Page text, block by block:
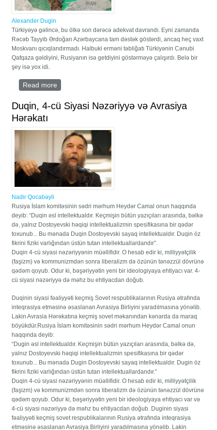
Alexander Dugin
Türkiyəyə gəlincə, bu ölkə son dərəcə adekvat davrandı. Eyni zamanda
Rəcəb Tayyib Ərdoğan Azərbaycana tam dəstək göstərdi, ancaq heç vaxt
Moskvanı qıcıqlandırmadı. Halbuki erməni təbliğatı Türkiyənin Cənubi
Qafqaza gəldiyini, Rusiyanın isə getdiyini göstərməyə çalışırdı. Belə bir
şey isə yox idi.
Read more
- MÜSAHİBƏ
Duqin, 4-cü Siyasi Nəzəriyyə və Avrasiya
Hərəkatı
Nadir Qocabəyli
Rusiya İslam komitəsinin sədri mərhum Heydər Camal onun haqqında
deyib: “Duqin əsl intellektualdır. Keçmişin bütün yazıçıları arasında, bəlkə
də, yalnız Dostoyevski həqiqi intellektualizmin spesifikasına bir qədər
toxunub... Bu mənada Duqin Dostoyevski sayaq intellektualdır. Duqin öz
fikrini fiziki varlığından üstün tutan intellektuallardandır”.
Duqin 4-cü siyasi nəzəriyyənin müəllifidir. O hesab edir ki, milliyyətçilik
(faşizm) və kommunizmdən sonra liberalizm də özünün tənəzzül dövrünə
qədəm qoyub. Odur ki, bəşəriyyətin yeni bir ideologiyaya ehtiyacı var. 4-
cü siyasi nəzəriyyə də məhz bu ehtiyacdan doğub.
Duqinin siyasi fəaliyyəti keçmiş Sovet respublikalarının Rusiya ətrafında
inteqrasiya etməsinə əsaslanan Avrasiya Birliyini yaradılmasına yönəlib.
Lakin Avrasia Hərəkatına keçmiş sovet məkanından kənarda da maraq
böyükdür.Rusiya İslam komitəsinin sədri mərhum Heydər Camal onun
haqqında deyib:
“Dugin əsl intellektualdır. Keçmişin bütün yazıçıları arasında, bəlkə də,
yalnız Dostoyevski həqiqi intellektualizmin spesifikasına bir qədər
toxunub... Bu mənada Dugin Dostoyevski sayaq intellektualdır. Dugin öz
fikrini fiziki varlığından üstün tutan intellektuallardandır.”
Duqin 4-cü siyasi nəzəriyyənin müəllifidir. O hesab edir ki, milliyyətçilik
(faşizm) və kommunizmdən sonra liberalizm də özünün tənəzzül dövrünə
qədəm qoyub. Odur ki, bəşəriyyətin yeni bir ideologiyaya ehtiyacı var və
4-cü siyasi nəzəriyyə də məhz bu ehtiyacdan doğub. Duginin siyasi
fəaliyyəti keçmiş sovet respublikalarının Rusiya ətrafında inteqrasiya
etməsinə əsaslanan Avrasiya Birliyini yaradılmasına yönəlib. Lakin